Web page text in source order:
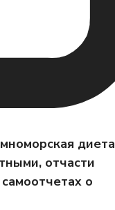
диета
отчасти
о